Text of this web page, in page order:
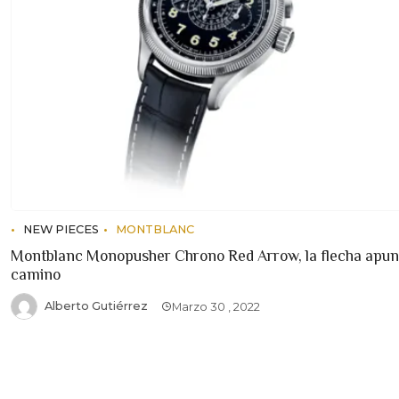
NEW PIECES MONTBLANC
Montblanc Monopusher Chrono Red Arrow, la flecha
camino
Alberto Gutiérrez Marzo 30 , 2022